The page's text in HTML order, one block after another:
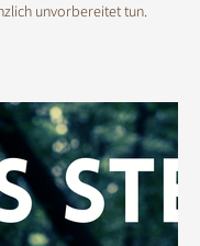
unvorbereitet tun.